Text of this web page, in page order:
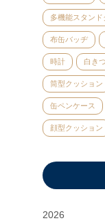
多機能スタンド
布缶バッヂ
時計 白き
筒型クッション
缶ペンケース
顔型クッション
2026